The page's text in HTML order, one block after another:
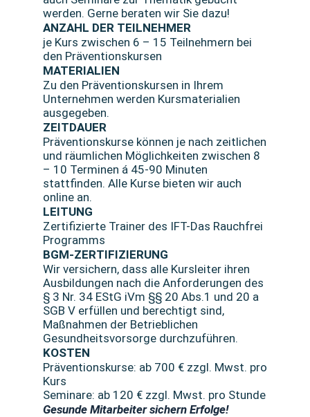
werden. Gerne beraten wir Sie dazu!
ANZAHL DER TEILNEHMER
je Kurs zwischen 6 – 15 Teilnehmern bei
den Präventionskursen
MATERIALIEN
Zu den Präventionskursen in Ihrem
Unternehmen werden Kursmaterialien
ausgegeben.
ZEITDAUER
Präventionskurse können je nach zeitlichen
und räumlichen Möglichkeiten zwischen 8
– 10 Terminen á 45-90 Minuten
stattfinden. Alle Kurse bieten wir auch
online an.
LEITUNG
Zertifizierte Trainer des IFT-Das Rauchfrei
Programms
BGM-ZERTIFIZIERUNG
Wir versichern, dass alle Kursleiter ihren
Ausbildungen nach die Anforderungen des
§ 3 Nr. 34 EStG iVm §§ 20 Abs.1 und 20 a
SGB V erfüllen und berechtigt sind,
Maßnahmen der Betrieblichen
Gesundheitsvorsorge durchzuführen.
KOSTEN
Präventionskurse: ab 700 € zzgl. Mwst. pro
Kurs
Seminare: ab 120 € zzgl. Mwst. pro Stunde
Gesunde Mitarbeiter sichern Erfolge!